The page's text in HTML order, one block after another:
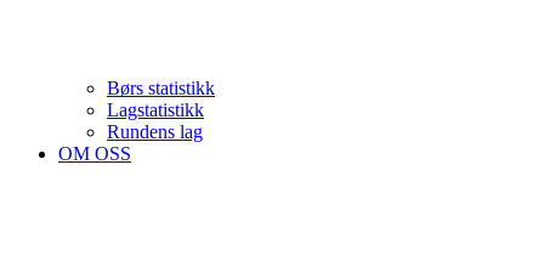
Børs statistikk
Lagstatistikk
Rundens lag
OM OSS